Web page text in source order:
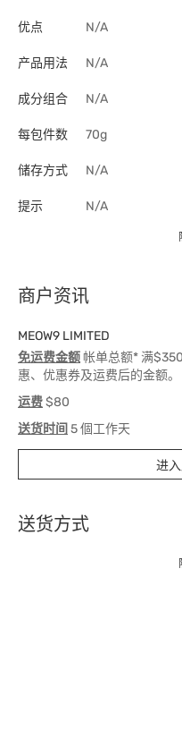
优点 N/A
产品用法 N/A
成分组合 N/A
每包件数 70g
储存方式 N/A
提示 N/A
商户资讯
MEOW9 LIMITED
免运费金额帐单总额* 满
惠、优惠券及运费后的金额。
运费$80
送货时间 5 個工作天
进
送货方式
1. 送货到府（受卫生署条例规管产